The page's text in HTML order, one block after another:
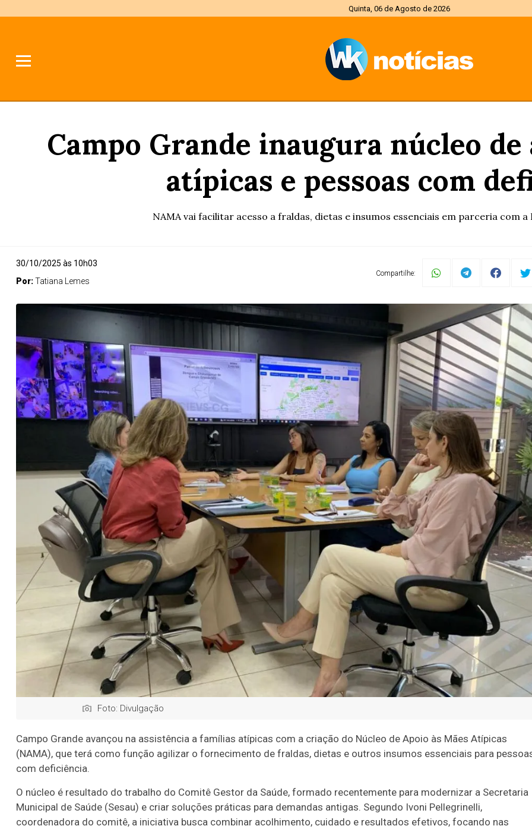
Quinta, 06 de Agosto de 2026
Campo Grande inaugura núcleo de
atípicas e pessoas com
NAMA vai facilitar acesso a fraldas, dietas e insumos essenciais em parceria com
30/10/2025 às 10h03
Por:Tatiana Lemes
Compartilhe:
Foto: Divulgação
Campo Grande avançou na assistência a famílias atípicas com a criação do Núcleo de Apoio às Mães Atípicas
(NAMA), que terá como função agilizar o fornecimento de fraldas, dietas e outros insumos essenciais para
com deficiência.
O núcleo é resultado do trabalho do Comitê Gestor da Saúde, formado recentemente para modernizar a Secretaria
Municipal de Saúde (Sesau) e criar soluções práticas para demandas antigas. Segundo Ivoni Pellegrinelli,
coordenadora do comitê, a iniciativa busca combinar acolhimento, cuidado e resultados efetivos, focando nas